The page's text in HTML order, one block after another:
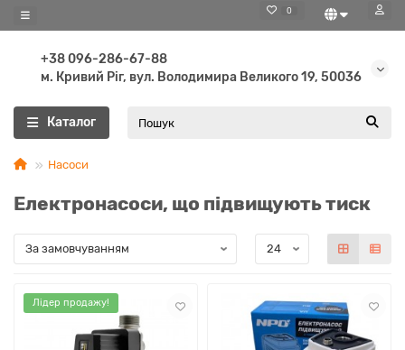
0
+38 096-286-67-88
м. Кривий Ріг, вул. Володимира Великого 19, 50036
Каталог
Насоси
Електронасоси, що підвищують тиск
Лідер продажу!